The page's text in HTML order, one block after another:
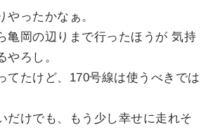
やったかなぁ。
亀岡の辺りまで行ったほうが 気持
やろし。
てたけど、170号線は使うべきでは
だけでも、もう少し幸せに走れそ